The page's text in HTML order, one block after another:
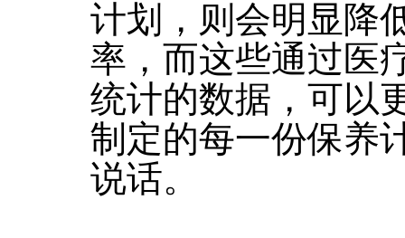
计划，则会明显降
率，而这些通过医
统计的数据，可以
制定的每一份保养
说话。